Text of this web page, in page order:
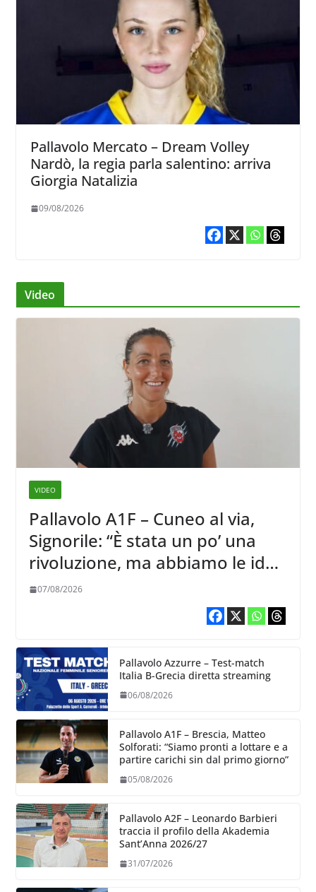
Pallavolo Mercato – Dream Volley
Nardò, la regia parla salentino: arriva
Giorgia Natalizia
09/08/2026
Video
VIDEO
Pallavolo A1F – Cuneo al via,
Signorile: “È stata un po’ una
rivoluzione, ma abbiamo le idee
chiare siu cosa vogliamo fare”
07/08/2026
Pallavolo Azzurre – Test-match
Italia B-Grecia diretta streaming
06/08/2026
Pallavolo A1F – Brescia, Matteo
Solforati: “Siamo pronti a lottare e a
partire carichi sin dal primo giorno”
05/08/2026
Pallavolo A2F – Leonardo Barbieri
traccia il profilo della Akademia
Sant’Anna 2026/27
31/07/2026